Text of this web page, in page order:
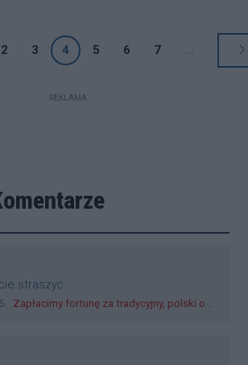
2 3 4 5 6 7
REKLAMA
straszyć
Źródło komentarza:
Zapłacimy fortunę za tradycyjny, polski obiad?! Ceny ziemniaków w skupach skoczyły o 265 procent!